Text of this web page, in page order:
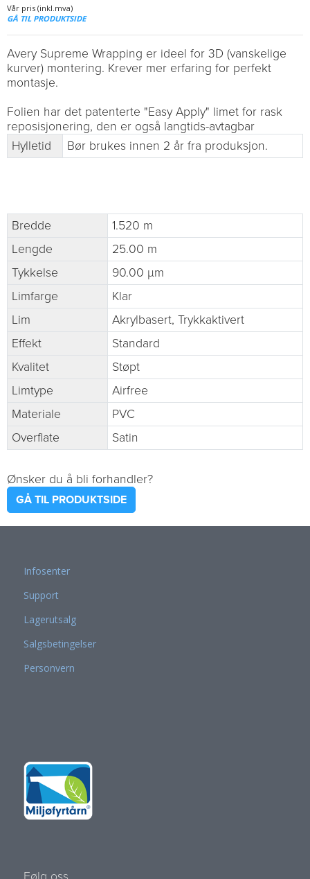
Vår pris (inkl.mva)
GÅ TIL PRODUKTSIDE
Avery Supreme Wrapping er ideel for 3D (vanskelige
kurver) montering. Krever mer erfaring for perfekt
montasje.
Folien har det patenterte "Easy Apply" limet for rask
reposisjonering, den er også langtids-avtagbar
Hylletid
Bør brukes innen 2 år fra produksjon.
Bredde
1.520 m
Lengde
25.00 m
Tykkelse
90.00 µm
Limfarge
Klar
Lim
Akrylbasert, Trykkaktivert
Effekt
Standard
Kvalitet
Støpt
Limtype
Airfree
Materiale
PVC
Overflate
Satin
Ønsker du å bli forhandler?
GÅ TIL PRODUKTSIDE
Infosenter
Support
Lagerutsalg
Salgsbetingelser
Personvern